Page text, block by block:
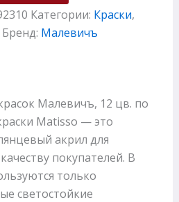
Категории: Краски,
Бренд: Малевичъ
Малевичъ, 12 цв. по
Matisso — это
акрил для
покупателей. В
только
светостойкие